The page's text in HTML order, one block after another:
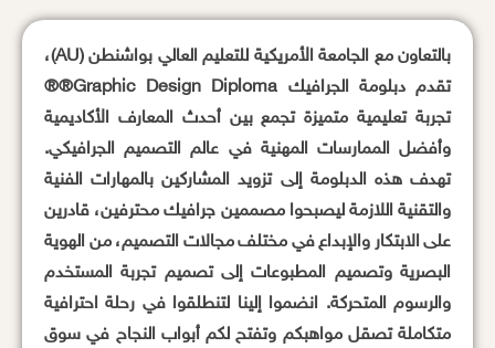
بالتعاون مع الجامعة الأمريكية للتعليم العالي بواشنطن (AU)،
تقدم دبلومة الجرافيك Graphic Design Diploma®®
تجربة تعليمية متميزة تجمع بين أحدث المعارف الأكاديمية
وأفضل الممارسات المهنية في عالم التصميم الجرافيكي.
تهدف هذه الدبلومة إلى تزويد المشاركين بالمهارات الفنية
والتقنية اللازمة ليصبحوا مصممين جرافيك محترفين، قادرين
على الابتكار والإبداع في مختلف مجالات التصميم، من الهوية
البصرية وتصميم المطبوعات إلى تصميم تجربة المستخدم
والرسوم المتحركة. انضموا إلينا لتنطلقوا في رحلة احترافية
متكاملة تصقل مواهبكم وتفتح لكم أبواب النجاح في سوق